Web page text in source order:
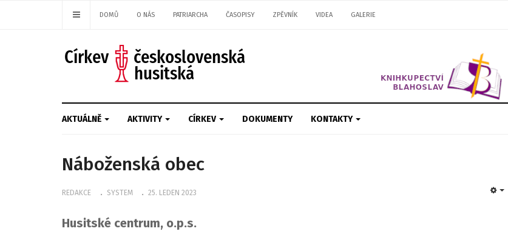
DOMŮ O NÁS PATRIARCHA ČASOPISY ZPĚVNÍK VIDEA GALERIE
AKTUÁLNĚ AKTIVITY CÍRKEV DOKUMENTY KONTAKTY
Náboženská obec
REDAKCE SYSTEM 25. LEDEN 2023
Husitské centrum, o.p.s.